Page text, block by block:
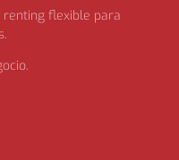
flexible para